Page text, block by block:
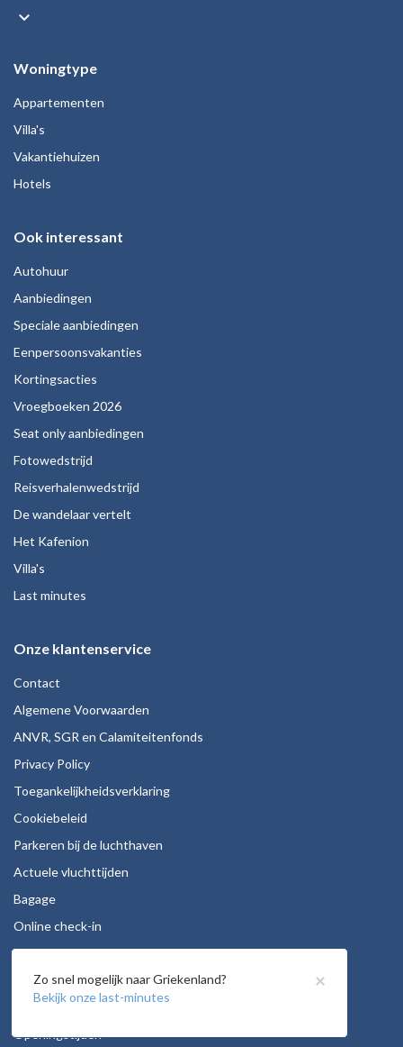
keyboard_arrow_down
Woningtype
Appartementen
Villa's
Vakantiehuizen
Hotels
Ook interessant
Autohuur
Aanbiedingen
Speciale aanbiedingen
Eenpersoonsvakanties
Kortingsacties
Vroegboeken 2026
Seat only aanbiedingen
Fotowedstrijd
Reisverhalenwedstrijd
De wandelaar vertelt
Het Kafenion
Villa's
Last minutes
Onze klantenservice
Contact
Algemene Voorwaarden
ANVR, SGR en Calamiteitenfonds
Privacy Policy
Toegankelijkheidsverklaring
Cookiebeleid
Parkeren bij de luchthaven
Actuele vluchttijden
Bagage
Online check-in
Stoelreservering
Autohuur
Vacatures
Openingstijden
×
Zo snel mogelijk naar Griekenland?
Bekijk onze last-minutes